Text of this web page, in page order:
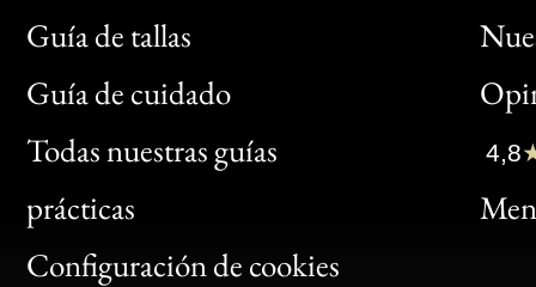
Guía de tallas
Guía de cuidado
Todas nuestras guías
prácticas
Configuración de cookies
Bon
Clic
Bon
4,8